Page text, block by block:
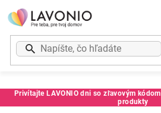
Prejsť
na
obsah
Privítajte LAVONIO dni so zľavovým kódom
produkty
Kód: 70163TE2TB2